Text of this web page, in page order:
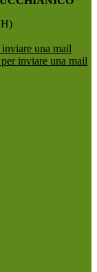
una mail
inviare una mail